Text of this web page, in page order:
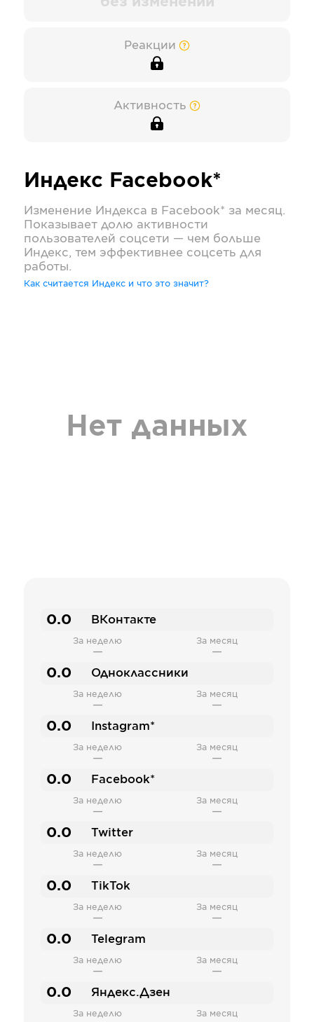
Реакции
Активность
Индекс Facebook*
Изменение Индекса в Facebook* за месяц.
Показывает долю активности
пользователей соцсети — чем больше
Индекс, тем эффективнее соцсеть для
работы.
Как считается Индекс и что это значит?
Нет данных
0.0 ВКонтакте
За неделю
—
За месяц
—
0.0 Одноклассники
За неделю
—
За месяц
—
0.0 Instagram*
За неделю
—
За месяц
—
0.0 Facebook*
За неделю
—
За месяц
—
0.0 Twitter
За неделю
—
За месяц
—
0.0 TikTok
За неделю
—
За месяц
—
0.0 Telegram
За неделю
—
За месяц
—
0.0 Яндекс.Дзен
За неделю За месяц